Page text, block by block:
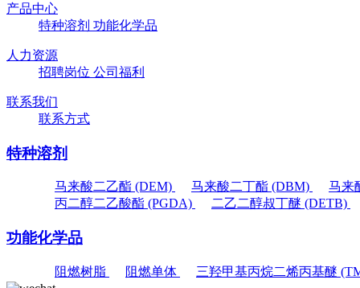
产品中心
特种溶剂 功能化学品
人力资源
招聘岗位 公司福利
联系我们
联系方式
特种溶剂
马来酸二乙酯 (DEM) 马来酸二丁酯 (DBM)
马来
丙二醇二乙酸酯 (PGDA)
二乙二醇叔丁醚 (DETB)
功能化学品
阻燃树脂 阻燃单体 三羟甲基丙烷二烯丙基醚